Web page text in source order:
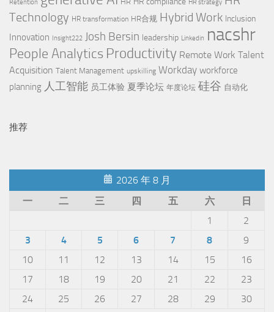
Retention HR strategy
Technology HR transformation HR合规 Hybrid Work Inclusion
Innovation Insight222 Josh Bersin leadership Linkedin nacshr
People Analytics Productivity Remote Work Talent
Acquisition Talent Management upskilling Workday workforce
planning 人工智能 员工体验 夏季论坛 年度论坛 硅谷 自动化
推荐
2026 年 8 月
一
二 三 四 五 六
日
1
2
3
4 5 6 7 8
9
10
11 12 13 14 15
16
17
18 19 20 21 22
23
24
25 26 27 28 29
30